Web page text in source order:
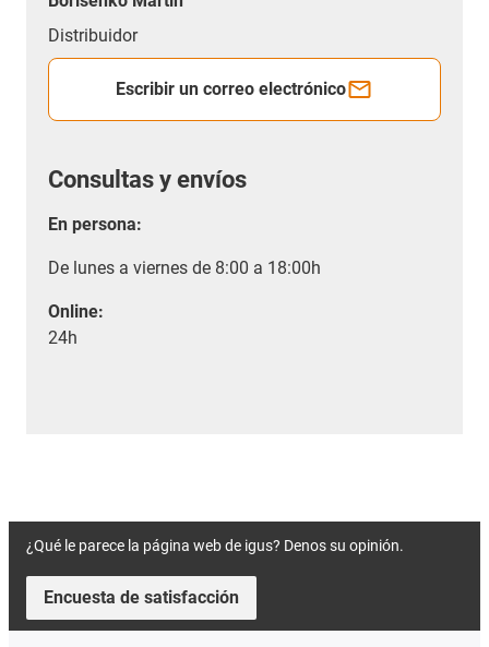
Distribuidor
Escribir un correo electrónico
Consultas y envíos
En persona:
De lunes a viernes de 8:00 a 18:00h
Online:
24h
¿Qué le parece la página web de igus? Denos su opinión.
Encuesta de satisfacción